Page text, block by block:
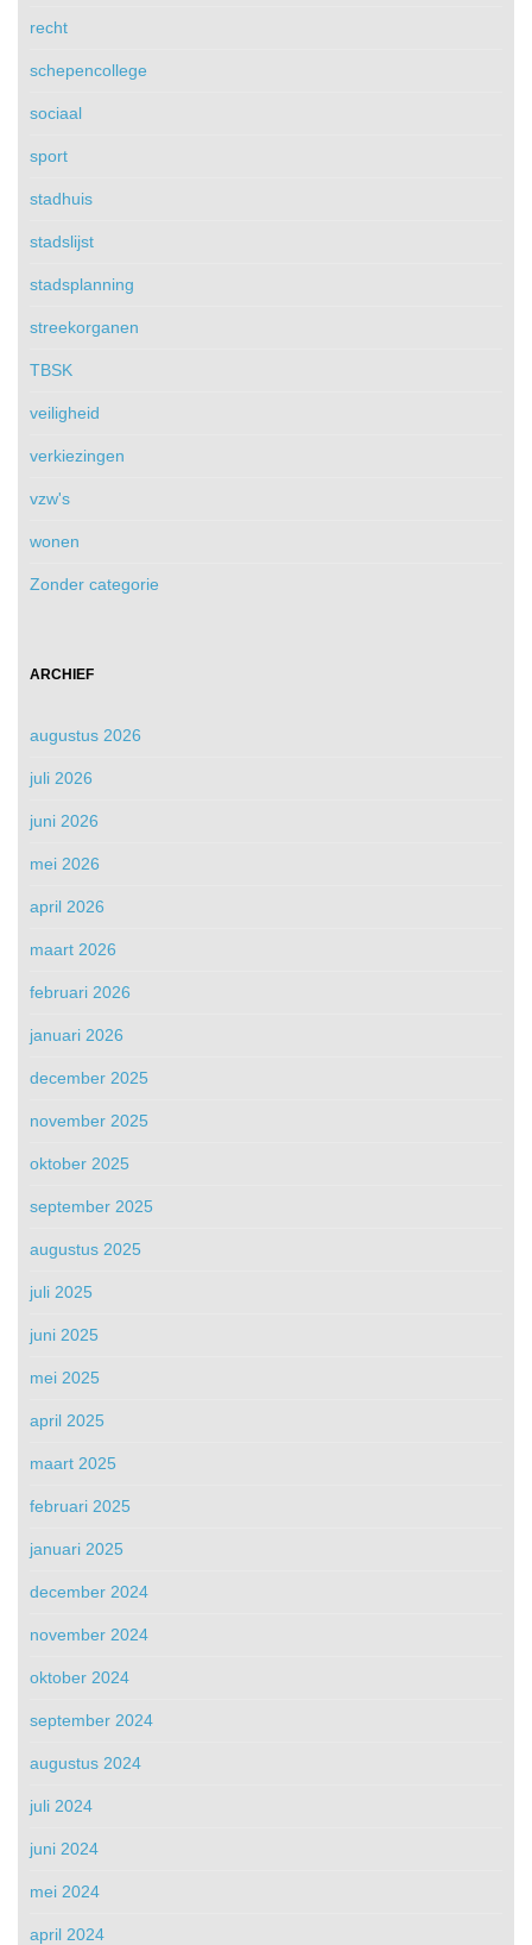
recht
schepencollege
sociaal
sport
stadhuis
stadslijst
stadsplanning
streekorganen
TBSK
veiligheid
verkiezingen
vzw's
wonen
Zonder categorie
ARCHIEF
augustus 2026
juli 2026
juni 2026
mei 2026
april 2026
maart 2026
februari 2026
januari 2026
december 2025
november 2025
oktober 2025
september 2025
augustus 2025
juli 2025
juni 2025
mei 2025
april 2025
maart 2025
februari 2025
januari 2025
december 2024
november 2024
oktober 2024
september 2024
augustus 2024
juli 2024
juni 2024
mei 2024
april 2024